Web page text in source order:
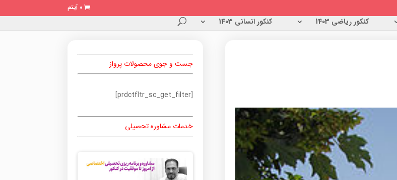
0 آیتم
کنکور ریاضی 1403 کنکور انسانی 1403
جست و جوی محصولات پرواز
[prdctfltr_sc_get_filter]
خدمات مشاوره تحصیلی